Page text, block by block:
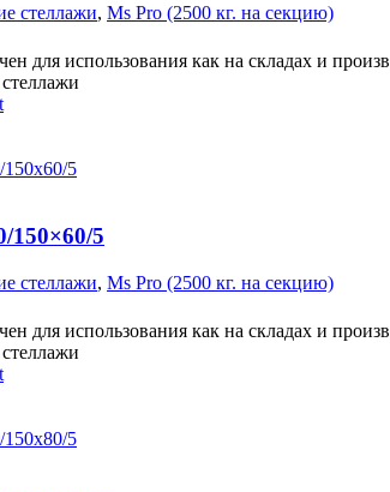
стеллажи, Ms Pro (2500 кг. на секцию)
для использования как на складах и
150×60/5
стеллажи, Ms Pro (2500 кг. на секцию)
для использования как на складах и